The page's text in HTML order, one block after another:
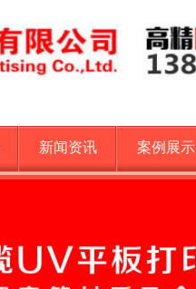
新闻资讯 案例展示